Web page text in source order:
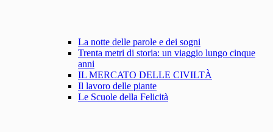
La notte delle parole e dei sogni
Trenta metri di storia: un viaggio lungo cinque
anni
IL MERCATO DELLE CIVILTÀ
Il lavoro delle piante
Le Scuole della Felicità